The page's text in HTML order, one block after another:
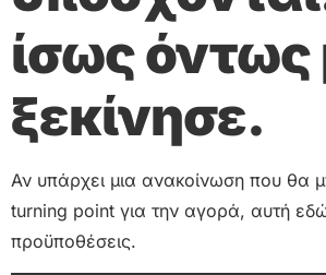
ίσως όντως
ξεκίνησε.
Αν υπάρχει μια ανακοίνωση που θα
turning point για την αγορά, αυτή εδώ
προϋποθέσεις.